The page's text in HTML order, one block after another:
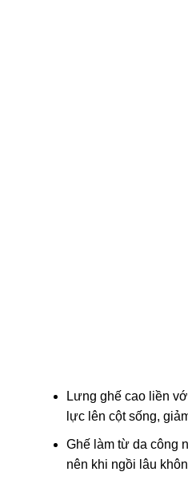
Lưng ghế cao liền
lực lên cột sống,
Ghế làm từ da công
nên khi ngồi lâu